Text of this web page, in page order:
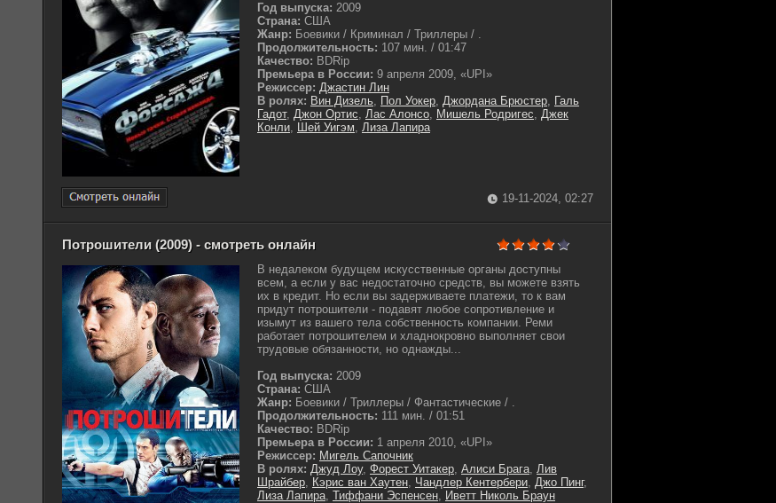
Год выпуска: 2009
Страна: США
Жанр: Боевики / Криминал / Триллеры / .
Продолжительность: 107 мин. / 01:47
Качество: BDRip
Премьера в России: 9 апреля 2009, «UPI»
Режиссер: Джастин Лин
В ролях: Вин Дизель, Пол Уокер, Джордана Брюстер, Галь
Гадот, Джон Ортис, Лас Алонсо, Мишель Родригес, Джек
Конли, Шей Уигэм, Лиза Лапира
19-11-2024, 02:27
Потрошители (2009) - смотреть онлайн
В недалеком будущем искусственные органы доступны
всем, а если у вас недостаточно средств, вы можете взять
их в кредит. Но если вы задерживаете платежи, то к вам
придут потрошители - подавят любое сопротивление и
изымут из вашего тела собственность компании. Реми
работает потрошителем и хладнокровно выполняет свои
трудовые обязанности, но однажды...
Год выпуска: 2009
Страна: США
Жанр: Боевики / Триллеры / Фантастические / .
Продолжительность: 111 мин. / 01:51
Качество: BDRip
Премьера в России: 1 апреля 2010, «UPI»
Режиссер: Мигель Сапочник
В ролях: Джуд Лоу, Форест Уитакер, Алиси Брага, Лив
Шрайбер, Кэрис ван Хаутен, Чандлер Кентербери, Джо Пинг,
Лиза Лапира, Тиффани Эспенсен, Иветт Николь Браун